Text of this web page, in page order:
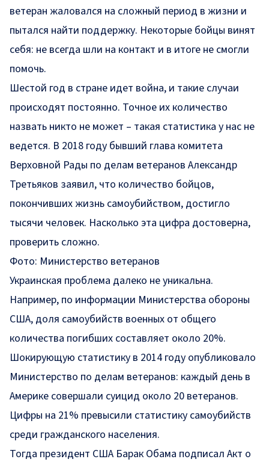
ветеран жаловался на сложный период в жизни и
пытался найти поддержку. Некоторые бойцы винят
себя: не всегда шли на контакт и в итоге не смогли
помочь.
Шестой год в стране идет война, и такие случаи
происходят постоянно. Точное их количество
назвать никто не может – такая статистика у нас не
ведется. В 2018 году бывший глава комитета
Верховной Рады по делам ветеранов Александр
Третьяков заявил, что количество бойцов,
покончивших жизнь самоубийством, достигло
тысячи человек. Насколько эта цифра достоверна,
проверить сложно.
Фото: Министерство ветеранов
Украинская проблема далеко не уникальна.
Например, по информации Министерства обороны
США, доля самоубийств военных от общего
количества погибших составляет около 20%.
Шокирующую статистику в 2014 году опубликовало
Министерство по делам ветеранов: каждый день в
Америке совершали суицид около 20 ветеранов.
Цифры на 21% превысили статистику самоубийств
среди гражданского населения.
Тогда президент США Барак Обама подписал Акт о